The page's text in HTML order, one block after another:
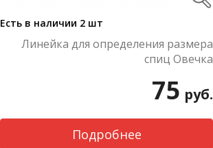
Есть в наличии 2 шт
Линейка для определения размера
спиц Овечка
75 руб.
Подробнее